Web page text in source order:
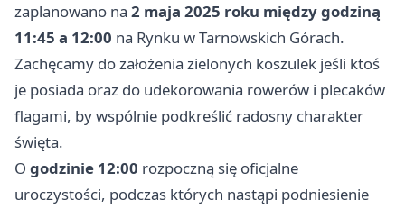
zaplanowano na 2 maja 2025 roku między godziną
11:45 a 12:00 na Rynku w Tarnowskich Górach.
Zachęcamy do założenia zielonych koszulek jeśli ktoś
je posiada oraz do udekorowania rowerów i plecaków
flagami, by wspólnie podkreślić radosny charakter
święta.
O godzinie 12:00 rozpoczną się oficjalne
uroczystości, podczas których nastąpi podniesienie